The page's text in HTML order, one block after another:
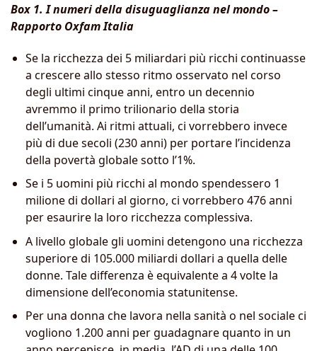
Box 1. I numeri della disuguaglianza nel mondo –
Rapporto Oxfam Italia
Se la ricchezza dei 5 miliardari più ricchi continuasse
a crescere allo stesso ritmo osservato nel corso
degli ultimi cinque anni, entro un decennio
avremmo il primo trilionario della storia
dell’umanità. Ai ritmi attuali, ci vorrebbero invece
più di due secoli (230 anni) per portare l’incidenza
della povertà globale sotto l’1%.
Se i 5 uomini più ricchi al mondo spendessero 1
milione di dollari al giorno, ci vorrebbero 476 anni
per esaurire la loro ricchezza complessiva.
A livello globale gli uomini detengono una ricchezza
superiore di 105.000 miliardi dollari a quella delle
donne. Tale differenza è equivalente a 4 volte la
dimensione dell’economia statunitense.
Per una donna che lavora nella sanità o nel sociale ci
vogliono 1.200 anni per guadagnare quanto in un